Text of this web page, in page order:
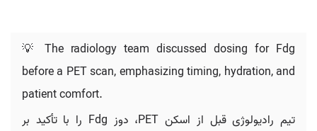
💡 The radiology team discussed dosing for Fdg
before a PET scan, emphasizing timing, hydration, and
patient comfort.
تیم رادیولوژی قبل از اسکن PET، دوز Fdg را با تأکید بر